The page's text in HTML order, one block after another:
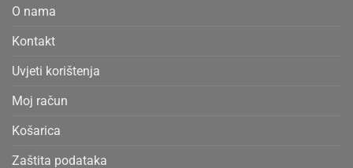
O nama
Kontakt
Uvjeti korištenja
Moj račun
Košarica
Zaštita podataka